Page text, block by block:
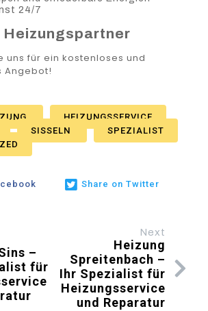
24/7
Heizungspartner
uns für ein kostenloses und
Angebot!
HEIZUNGSSERVICE
SISSELN
SPEZIALIST
Share on Twitter
–
für
Next
Heizung
Spreitenbach –
Ihr Spezialist für
Heizungsservice
und Reparatur